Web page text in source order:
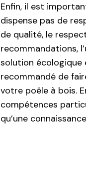
Enfin, il est
dispense pas de
de qualité, le
recommandations,
solution écologique
recommandé de
votre poêle à bois.
compétences
qu’une